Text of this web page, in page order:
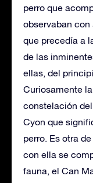
perro que
observaban
que precedía a
de las
ellas, del
Curiosamente
constelación
Cyon que
perro. Es otra
con ella se
fauna, el Can